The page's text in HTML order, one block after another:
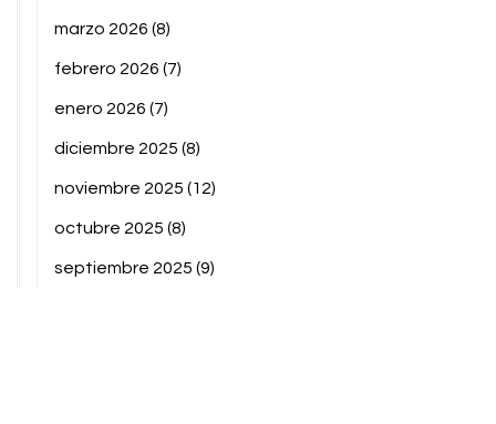
marzo 2026 (8)
febrero 2026 (7)
enero 2026 (7)
diciembre 2025 (8)
noviembre 2025 (12)
octubre 2025 (8)
septiembre 2025 (9)